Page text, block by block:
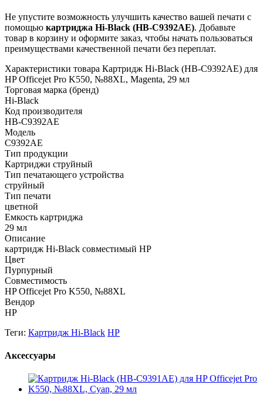
Не упустите возможность улучшить качество вашей печати с
помощью картриджа Hi-Black (HB-C9392AE). Добавьте
товар в корзину и оформите заказ, чтобы начать пользоваться
преимуществами качественной печати без переплат.
Характеристики товара Картридж Hi-Black (HB-C9392AE) для
HP Officejet Pro K550, №88XL, Magenta, 29 мл
Торговая марка (бренд)
Hi-Black
Код производителя
HB-C9392AE
Модель
C9392AE
Тип продукции
Картриджи струйный
Тип печатающего устройства
струйный
Тип печати
цветной
Емкость картриджа
29 мл
Описание
картридж Hi-Black совместимый HP
Цвет
Пурпурный
Совместимость
HP Officejet Pro K550, №88XL
Вендор
HP
Теги: Картридж Hi-Black HP
Аксессуары